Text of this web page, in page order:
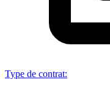
Type de contrat: